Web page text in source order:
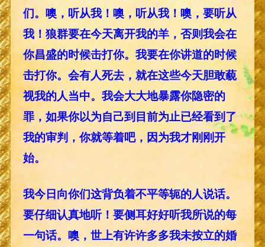
们。噢，听从我！噢，听从我！噢，要听从
我！狼群要在今天离开我的羊，否则我会在
你昌盛的时候击打你。我要在你讲道的时候
击打你。会有人死去，就在这些今天胆敢藐
视我的人当中。我会大大地暴露你隐密的
罪，如果你以为自己到目前为止已经看到了
我的审判，你就等着吧，因为我才刚刚开
始。
我今日向你们这背负着不平等轭的人说话。
要仔细认真地听！要侧耳好好听我所说的每
一句话。噢，世上有许许多多我未按立的婚